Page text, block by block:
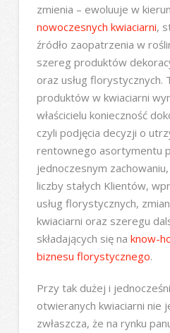
zmienia – ewoluuje w
nowoczesnych kwiaciarni,
źródło zaopatrzenia w
szereg produktów
oraz usług
produktów w kwiaciarni
właścicielu konieczność
czyli podjęcia decyzji o
rentownego asortymentu
jednoczesnym
liczby stałych Klientów,
usług florystycznych,
kwiaciarni oraz szeregu
składających się na know-
biznesu florystycznego.
Przy tak dużej i
otwieranych kwiaciarni nie
zwłaszcza, że na rynku